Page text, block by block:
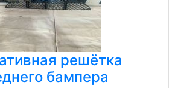
решётка
бампера